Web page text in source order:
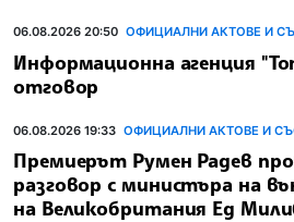
06.08.2026 20:50 ОФИЦИАЛНИ АКТОВЕ И
Информационна агенция
отговор
06.08.2026 19:33 ОФИЦИАЛНИ АКТОВЕ И
Премиерът Румен Радев
разговор с министъра на
на Великобритания Ед